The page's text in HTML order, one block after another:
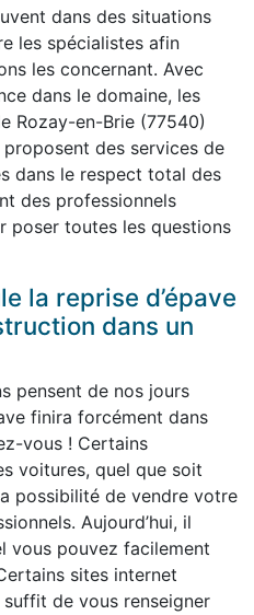
dans des situations
les spécialistes afin
les concernant. Avec
dans le domaine, les
Rozay-en-Brie (77540)
des services de
dans le respect total des
des professionnels
poser toutes les questions
la reprise d’épave
dans un
pensent de nos jours
finira forcément dans
vous ! Certains
voitures, quel que soit
possibilité de vendre votre
Aujourd’hui, il
vous pouvez facilement
sites internet
de vous renseigner